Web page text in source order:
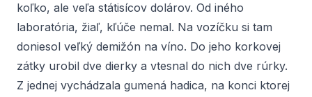
koľko, ale veľa státisícov dolárov. Od iného
laboratória, žiaľ, kľúče nemal. Na vozíčku si tam
doniesol veľký demižón na víno. Do jeho korkovej
zátky urobil dve dierky a vtesnal do nich dve rúrky.
Z jednej vychádzala gumená hadica, na konci ktorej